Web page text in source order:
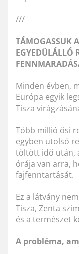
///
TÁMOGASSUK
EGYEDÜLÁLLÓ
Minden évben,
Európa egyik
Tisza
Több millió ősi
egyben utolsó
töltött idő után,
órája van arra,
fajfenntartását.
Ez a látvány
Tisza, Zenta
és a természet
A probléma,